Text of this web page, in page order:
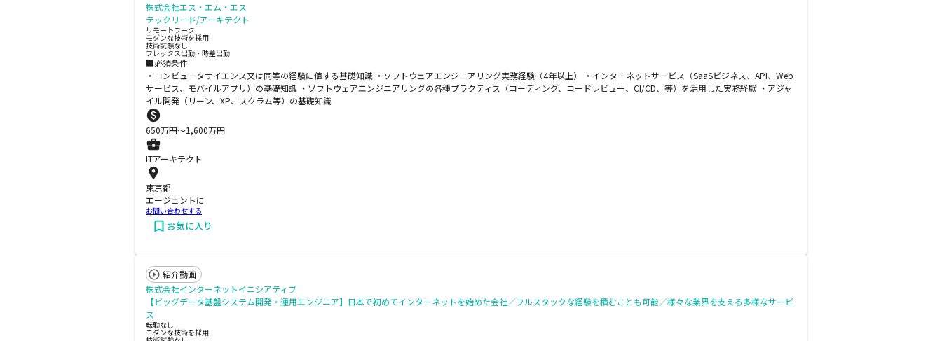
株式会社エス・エム・エス
テックリード/アーキテクト
リモートワーク
モダンな技術を採用
技術試験なし
フレックス出勤・時差出勤
■必須条件
・コンピュータサイエンス又は同等の経験に値する基礎知識 ・ソフトウェアエンジニアリング実務経験（4年以上） ・インターネットサービス（SaaSビジネス、API、Web
サービス、モバイルアプリ）の基礎知識 ・ソフトウェアエンジニアリングの各種プラクティス（コーディング、コードレビュー、CI/CD、等）を活用した実務経験 ・アジャ
イル開発（リーン、XP、スクラム等）の基礎知識
650万円〜1,600万円
ITアーキテクト
東京都
エージェントに
お問い合わせする
お気に入り
紹介動画
株式会社インターネットイニシアティブ
【ビッグデータ基盤システム開発・運用エンジニア】日本で初めてインターネットを始めた会社／フルスタックな経験を積むことも可能／様々な業界を支える多様なサービ
ス
転勤なし
モダンな技術を採用